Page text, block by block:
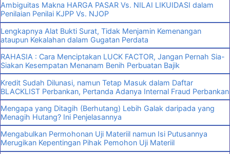
Ambiguitas Makna HARGA PASAR Vs. NILAI LIKUIDASI dalam
Penilaian Penilai KJPP Vs. NJOP
Lengkapnya Alat Bukti Surat, Tidak Menjamin Kemenangan
ataupun Kekalahan dalam Gugatan Perdata
RAHASIA : Cara Menciptakan LUCK FACTOR, Jangan Pernah Sia-
Siakan Kesempatan Menanam Benih Perbuatan Bajik
Kredit Sudah Dilunasi, namun Tetap Masuk dalam Daftar
BLACKLIST Perbankan, Pertanda Adanya Internal Fraud Perbankan
Mengapa yang Ditagih (Berhutang) Lebih Galak daripada yang
Menagih Hutang? Ini Penjelasannya
Mengabulkan Permohonan Uji Materiil namun Isi Putusannya
Merugikan Kepentingan Pihak Pemohon Uji Materiil